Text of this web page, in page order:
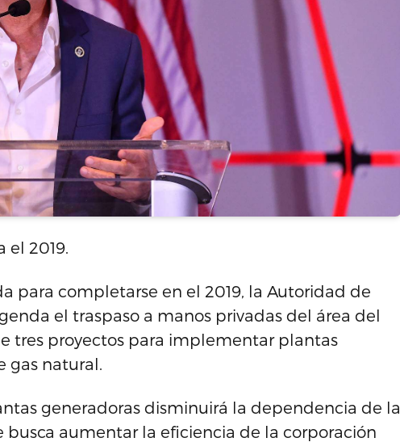
el 2019.
para completarse en el 2019, la Autoridad de
el traspaso a manos privadas del área del
tres proyectos para implementar plantas
gas natural.
generadoras disminuirá la dependencia de la
busca aumentar la eficiencia de la corporación